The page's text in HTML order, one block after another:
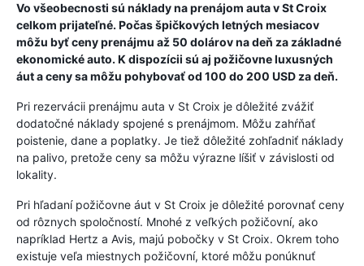
Vo všeobecnosti sú náklady na prenájom auta v St Croix
celkom prijateľné. Počas špičkových letných mesiacov
môžu byť ceny prenájmu až 50 dolárov na deň za základné
ekonomické auto. K dispozícii sú aj požičovne luxusných
áut a ceny sa môžu pohybovať od 100 do 200 USD za deň.
Pri rezervácii prenájmu auta v St Croix je dôležité zvážiť
dodatočné náklady spojené s prenájmom. Môžu zahŕňať
poistenie, dane a poplatky. Je tiež dôležité zohľadniť náklady
na palivo, pretože ceny sa môžu výrazne líšiť v závislosti od
lokality.
Pri hľadaní požičovne áut v St Croix je dôležité porovnať ceny
od rôznych spoločností. Mnohé z veľkých požičovní, ako
napríklad Hertz a Avis, majú pobočky v St Croix. Okrem toho
existuje veľa miestnych požičovní, ktoré môžu ponúknuť